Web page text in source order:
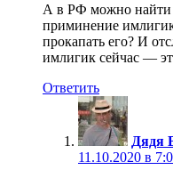
А в РФ можно найти
приминение
прокапать его? И
имлигик сейчас —
Ответить
Дядя
11.10.2020 в